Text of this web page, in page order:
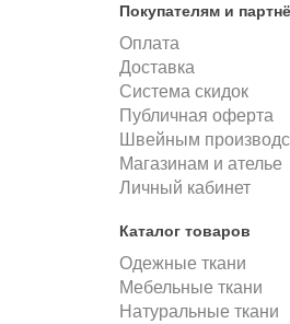
Покупателям и
Оплата
Доставка
Система скидок
Публичная оферта
Швейным
Магазинам и ателье
Личный кабинет
Каталог товаров
Одежные ткани
Мебельные ткани
Натуральные ткани